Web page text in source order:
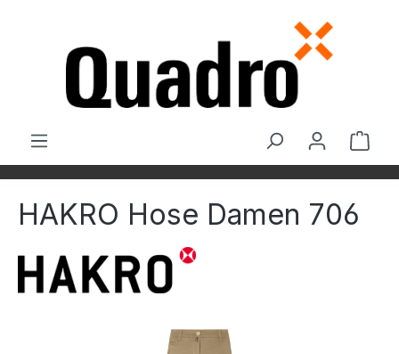
HAKRO Hose Damen 706
Bildergalerie überspringen